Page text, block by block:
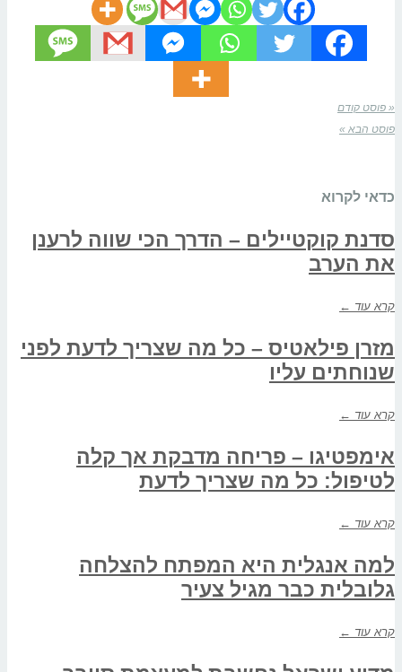
« פוסט קודם
פוסט הבא »
כדאי לקרוא
סדנת קוקטיילים – הדרך הכי שווה לרענן
את הערב
קרא עוד ←
מזרן פילאטיס – כל מה שצריך לדעת לפני
שנוחתים עליו
קרא עוד ←
אימפטיגו – פריחה מדבקת אך קלה
לטיפול: כל מה שצריך לדעת
קרא עוד ←
למה אנגלית היא המפתח להצלחה
גלובלית כבר מגיל צעיר
קרא עוד ←